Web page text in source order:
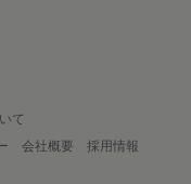
て
会社概要
採用情報